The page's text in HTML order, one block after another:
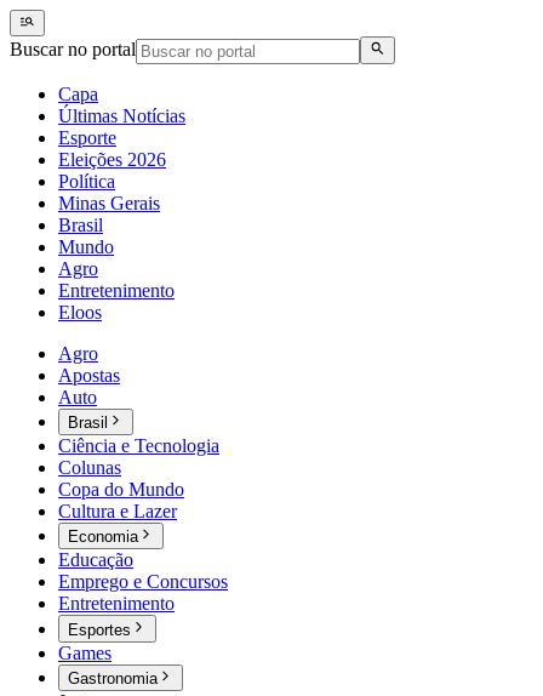
Buscar no portal
Capa
Últimas Notícias
Esporte
Eleições 2026
Política
Minas Gerais
Brasil
Mundo
Agro
Entretenimento
Eloos
Agro
Apostas
Auto
Brasil
Ciência e Tecnologia
Colunas
Copa do Mundo
Cultura e Lazer
Economia
Educação
Emprego e Concursos
Entretenimento
Esportes
Games
Gastronomia